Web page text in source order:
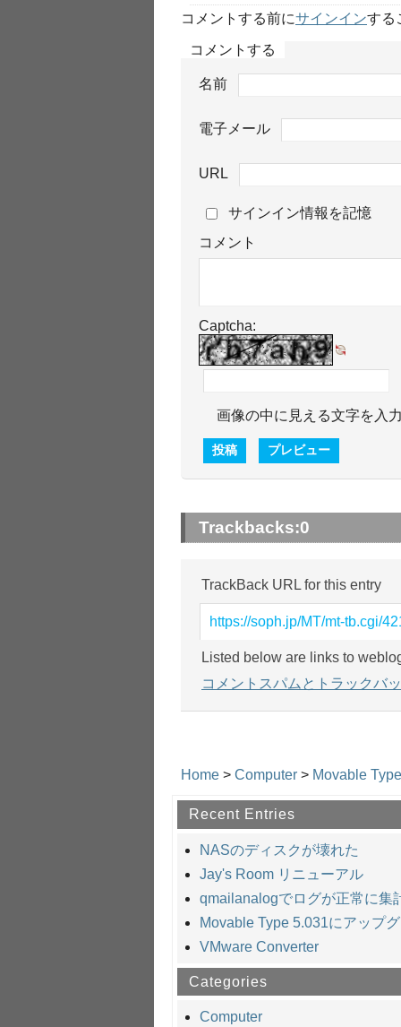
コメントする前にサインインする
コメントする
名前
電子メール
URL
サインイン情報を記憶
コメント
Captcha:
画像の中に見える文字を入
Trackbacks:0
TrackBack URL for this entry
https://soph.jp/MT/mt-tb.cgi/
Listed below are links to
コメントスパムとトラックバ
Home > Computer > Movable Type
Recent Entries
NASのディスクが壊れた
Jay's Room リニューアル
qmailanalogでログが正常に集
Movable Type 5.031にアップ
VMware Converter
Categories
Computer